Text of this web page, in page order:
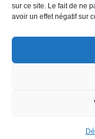
sur ce site. Le fait de ne
avoir un effet négatif sur